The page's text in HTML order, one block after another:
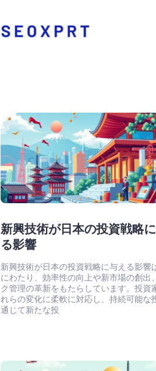
新興技術が日本の投資戦略
る影響
新興技術が日本の投資戦略に与える影響
にわたり、効率性の向上や新市場の創出
ク管理の革新をもたらしています。投資
れらの変化に柔軟に対応し、持続可能な
通じて新たな投